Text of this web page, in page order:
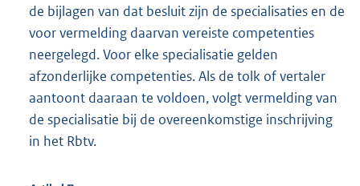
de bijlagen van dat besluit zijn de specialisaties en de
voor vermelding daarvan vereiste competenties
neergelegd. Voor elke specialisatie gelden
afzonderlijke competenties. Als de tolk of vertaler
aantoont daaraan te voldoen, volgt vermelding van
de specialisatie bij de overeenkomstige inschrijving
in het Rbtv.